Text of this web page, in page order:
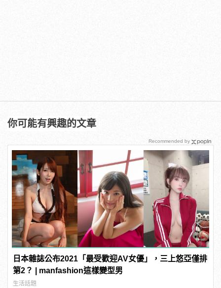
你可能有興趣的文章
日本雜誌公布2021「最受歡迎AV女優」，三上悠亞僅排
第2？ | manfashion這樣變型男
生活話題
Recommended by